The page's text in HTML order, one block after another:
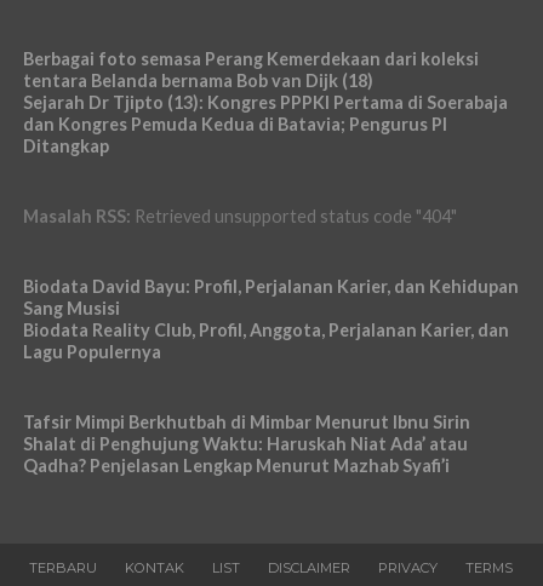
Berbagai foto semasa Perang Kemerdekaan dari koleksi
tentara Belanda bernama Bob van Dijk (18)
Sejarah Dr Tjipto (13): Kongres PPPKI Pertama di Soerabaja
dan Kongres Pemuda Kedua di Batavia; Pengurus PI
Ditangkap
Masalah RSS: Retrieved unsupported status code "404"
Biodata David Bayu: Profil, Perjalanan Karier, dan Kehidupan
Sang Musisi
Biodata Reality Club, Profil, Anggota, Perjalanan Karier, dan
Lagu Populernya
Tafsir Mimpi Berkhutbah di Mimbar Menurut Ibnu Sirin
Shalat di Penghujung Waktu: Haruskah Niat Ada’ atau
Qadha? Penjelasan Lengkap Menurut Mazhab Syafi’i
TERBARU KONTAK LIST DISCLAIMER PRIVACY TERMS